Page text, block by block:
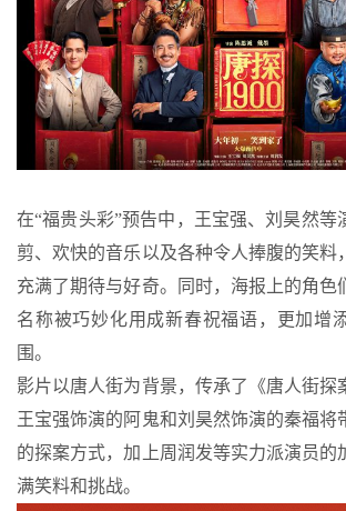
在“福贵头彩”预告中，王宝强、刘昊然等
剪、欢快的音乐以及各种令人捧腹的笑料
充满了期待与好奇。同时，海报上的角色
名称被巧妙化用成新春祝福语，更加增
围。
影片以唐人街为背景，传承了《唐人街探
王宝强饰演的阿鬼和刘昊然饰演的秦福将
的探案方式，加上周润发等实力派演员的
满笑料和挑战。